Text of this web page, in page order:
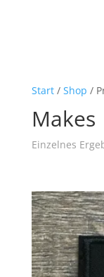
Start/ Shop /
Makes
Einzelnes